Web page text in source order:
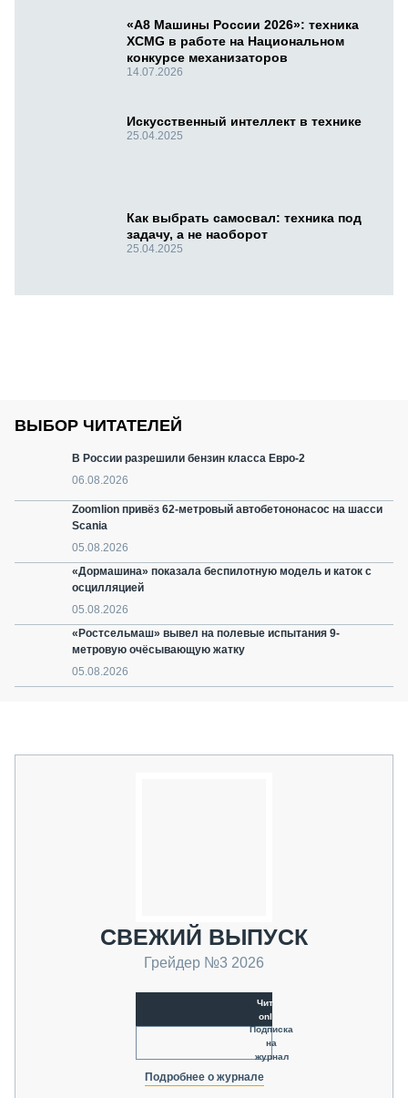
«А8 Машины России 2026»: техника
XCMG в работе на Национальном
конкурсе механизаторов
14.07.2026
Искусственный интеллект в технике
25.04.2025
Как выбрать самосвал: техника под
задачу, а не наоборот
25.04.2025
ВЫБОР ЧИТАТЕЛЕЙ
В России разрешили бензин класса Евро-2
06.08.2026
Zoomlion привёз 62-метровый автобетононасос на шасси
Scania
05.08.2026
«Дормашина» показала беспилотную модель и каток с
осцилляцией
05.08.2026
«Ростсельмаш» вывел на полевые испытания 9-
метровую очёсывающую жатку
05.08.2026
СВЕЖИЙ ВЫПУСК
Грейдер №3 2026
Читать
online
Подписка
на
журнал
Подробнее о журнале